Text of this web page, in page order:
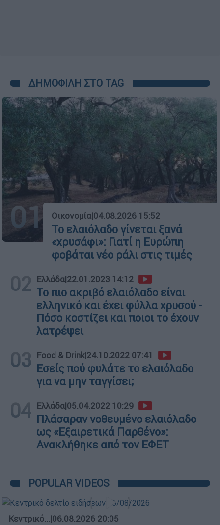
ΔΗΜΟΦΙΛΗ ΣΤΟ TAG
01 Οικονομία|04.08.2026 15:52
Το ελαιόλαδο γίνεται ξανά
«χρυσάφι»: Γιατί η Ευρώπη
φοβάται νέο ράλι στις τιμές
02 Ελλάδα|22.01.2023 14:12
Το πιο ακριβό ελαιόλαδο είναι
ελληνικό και έχει φύλλα χρυσού -
Πόσο κοστίζει και ποιοι το έχουν
λατρέψει
03 Food & Drink|24.10.2022 07:41
Εσείς πού φυλάτε το ελαιόλαδο
για να μην ταγγίσει;
04 Ελλάδα|05.04.2022 10:29
Πλάσαραν νοθευμένο ελαιόλαδο
ως «Εξαιρετικά Παρθένο»:
Ανακλήθηκε από τον ΕΦΕΤ
POPULAR VIDEOS
Κεντρικό...|06.08.2026 20:05